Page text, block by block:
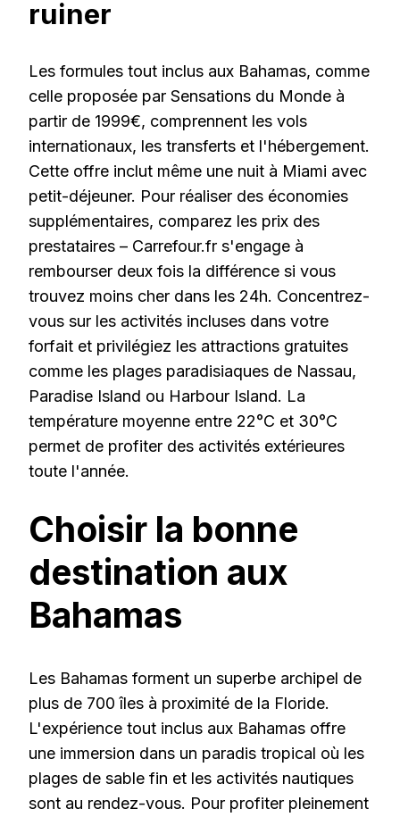
ruiner
Les formules tout inclus aux Bahamas, comme
celle proposée par Sensations du Monde à
partir de 1999€, comprennent les vols
internationaux, les transferts et l'hébergement.
Cette offre inclut même une nuit à Miami avec
petit-déjeuner. Pour réaliser des économies
supplémentaires, comparez les prix des
prestataires – Carrefour.fr s'engage à
rembourser deux fois la différence si vous
trouvez moins cher dans les 24h. Concentrez-
vous sur les activités incluses dans votre
forfait et privilégiez les attractions gratuites
comme les plages paradisiaques de Nassau,
Paradise Island ou Harbour Island. La
température moyenne entre 22°C et 30°C
permet de profiter des activités extérieures
toute l'année.
Choisir la bonne
destination aux
Bahamas
Les Bahamas forment un superbe archipel de
plus de 700 îles à proximité de la Floride.
L'expérience tout inclus aux Bahamas offre
une immersion dans un paradis tropical où les
plages de sable fin et les activités nautiques
sont au rendez-vous. Pour profiter pleinement